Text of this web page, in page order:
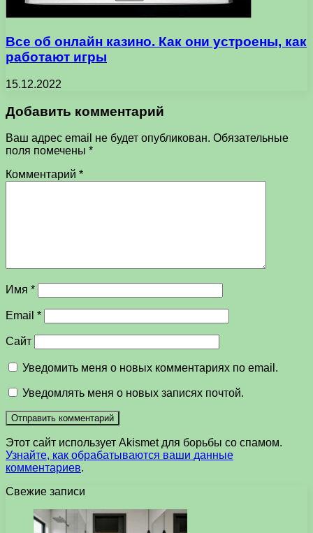
Все об онлайн казино. Как они устроены, как
работают игры
15.12.2022
Добавить комментарий
Ваш адрес email не будет опубликован. Обязательные
поля помечены *
Комментарий *
Имя *
Email *
Сайт
Уведомить меня о новых комментариях по email.
Уведомлять меня о новых записях почтой.
Этот сайт использует Akismet для борьбы со спамом.
Узнайте, как обрабатываются ваши данные
комментариев.
Свежие записи